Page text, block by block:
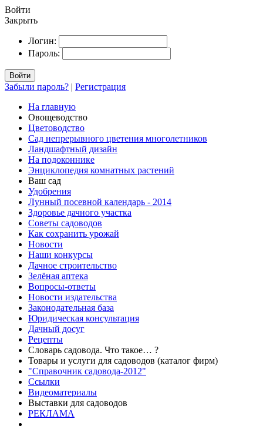
Войти
Закрыть
Логин:
Пароль:
Войти
Забыли пароль? | Регистрация
На главную
Овощеводство
Цветоводство
Сад непрерывного цветения многолетников
Ландшафтный дизайн
На подоконнике
Энциклопедия комнатных растений
Ваш сад
Удобрения
Лунный посевной календарь - 2014
Здоровье дачного участка
Советы садоводов
Как сохранить урожай
Новости
Наши конкурсы
Дачное строительство
Зелёная аптека
Вопросы-ответы
Новости издательства
Законодательная база
Юридическая консультация
Дачный досуг
Рецепты
Словарь садовода. Что такое… ?
Товары и услуги для садоводов (каталог фирм)
"Справочник садовода-2012"
Ссылки
Видеоматериалы
Выставки для садоводов
РЕКЛАМА